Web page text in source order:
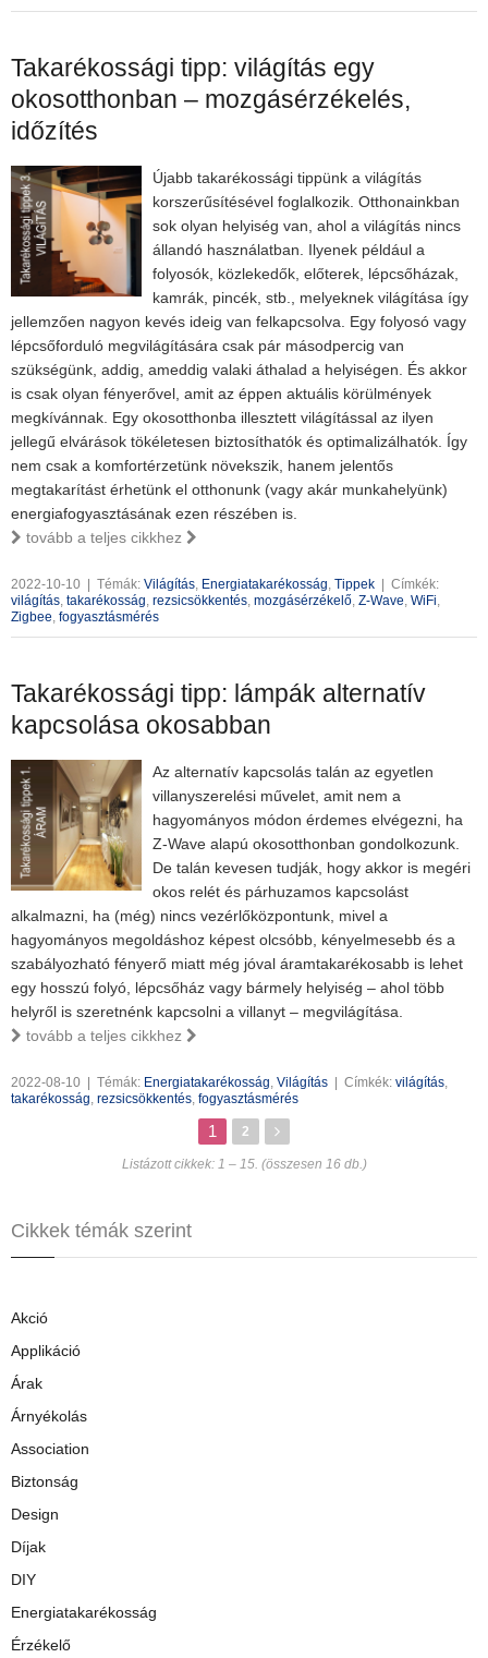
Takarékossági tipp: világítás egy
okosotthonban – mozgásérzékelés,
időzítés
Újabb takarékossági tippünk a világítás
korszerűsítésével foglalkozik. Otthonainkban
sok olyan helyiség van, ahol a világítás nincs
állandó használatban. Ilyenek például a
folyosók, közlekedők, előterek, lépcsőházak,
kamrák, pincék, stb., melyeknek világítása így
jellemzően nagyon kevés ideig van felkapcsolva. Egy folyosó vagy
lépcsőforduló megvilágítására csak pár másodpercig van
szükségünk, addig, ameddig valaki áthalad a helyiségen. És akkor
is csak olyan fényerővel, amit az éppen aktuális körülmények
megkívánnak. Egy okosotthonba illesztett világítással az ilyen
jellegű elvárások tökéletesen biztosíthatók és optimalizálhatók. Így
nem csak a komfortérzetünk növekszik, hanem jelentős
megtakarítást érhetünk el otthonunk (vagy akár munkahelyünk)
energiafogyasztásának ezen részében is.
tovább a teljes cikkhez
2022-10-10 Témák: Világítás, Energiatakarékosság, Tippek
Címkék:
világítás, takarékosság, rezsicsökkentés, mozgásérzékelő, Z-Wave, WiFi,
Zigbee, fogyasztásmérés
Takarékossági tipp: lámpák alternatív
kapcsolása okosabban
Az alternatív kapcsolás talán az egyetlen
villanyszerelési művelet, amit nem a
hagyományos módon érdemes elvégezni, ha
Z-Wave alapú okosotthonban gondolkozunk.
De talán kevesen tudják, hogy akkor is megéri
okos relét és párhuzamos kapcsolást
alkalmazni, ha (még) nincs vezérlőközpontunk, mivel a
hagyományos megoldáshoz képest olcsóbb, kényelmesebb és a
szabályozható fényerő miatt még jóval áramtakarékosabb is lehet
egy hosszú folyó, lépcsőház vagy bármely helyiség – ahol több
helyről is szeretnénk kapcsolni a villanyt – megvilágítása.
tovább a teljes cikkhez
2022-08-10 Témák: Energiatakarékosság, Világítás Címkék: világítás,
takarékosság, rezsicsökkentés, fogyasztásmérés
1 2
Listázott cikkek: 1 – 15. (összesen 16 db.)
Cikkek témák szerint
Akció
Applikáció
Árak
Árnyékolás
Association
Biztonság
Design
Díjak
DIY
Energiatakarékosság
Érzékelő